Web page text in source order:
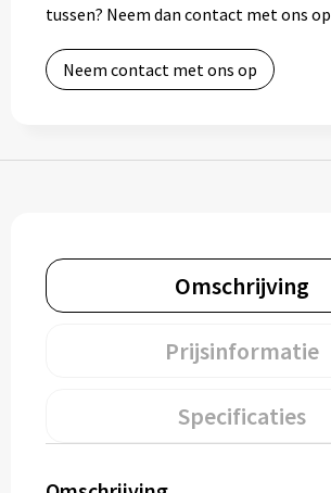
Gereedschap
Persoonlijke verzorging
Pashouders
tussen? Neem dan contact met ons op
Neem contact met ons op
Omschrijving
Prijsinformatie
Specificaties